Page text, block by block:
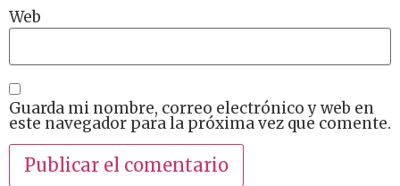
Web
Guarda mi nombre, correo electrónico y web en
este navegador para la próxima vez que comente.